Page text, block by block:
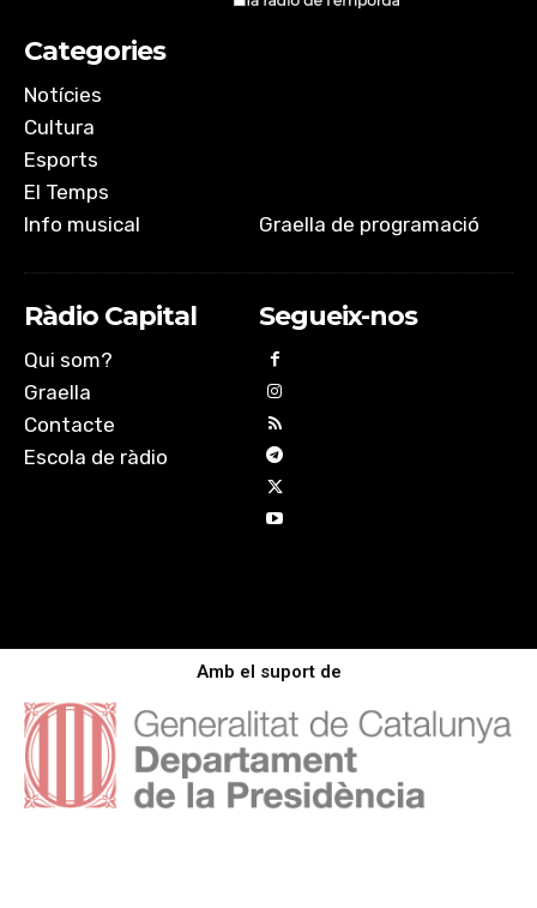
Categories
Notícies
Cultura
Esports
El Temps
Info musical
Graella de programació
Ràdio Capital
Qui som?
Graella
Contacte
Escola de ràdio
Segueix-nos
Amb el suport de